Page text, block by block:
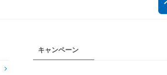
キャンペーン